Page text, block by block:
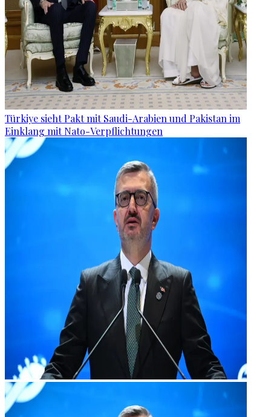
Türkiye sieht Pakt mit Saudi-Arabien und Pakistan im
Einklang mit Nato-Verpflichtungen